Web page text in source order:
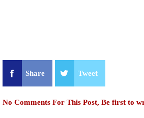
Share Tweet
No Comments For This Post, Be first to